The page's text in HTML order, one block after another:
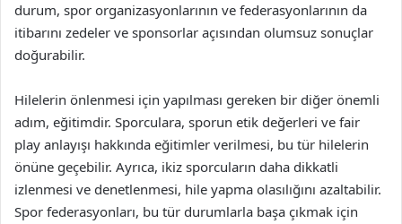
durum, spor organizasyonlarının ve federasyonlarının da
itibarını zedeler ve sponsorlar açısından olumsuz sonuçlar
doğurabilir.
Hilelerin önlenmesi için yapılması gereken bir diğer önemli
adım, eğitimdir. Sporculara, sporun etik değerleri ve fair
play anlayışı hakkında eğitimler verilmesi, bu tür hilelerin
önüne geçebilir. Ayrıca, ikiz sporcuların daha dikkatli
izlenmesi ve denetlenmesi, hile yapma olasılığını azaltabilir.
Spor federasyonları, bu tür durumlarla başa çıkmak için